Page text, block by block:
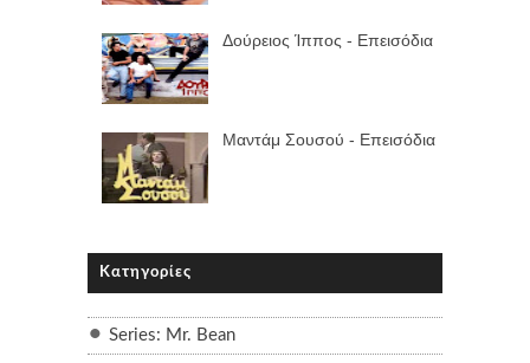
Δούρειος Ίππος - Επεισόδια
Μαντάμ Σουσού - Επεισόδια
Κατηγορίες
Series: Mr. Bean